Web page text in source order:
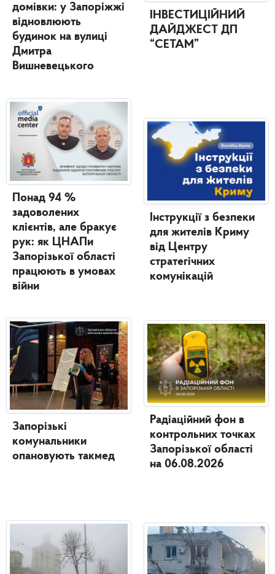
домівки: у Запоріжжі
відновлюють
будинок на вулиці
Дмитра
Вишневецького
Понад 94 %
задоволених
клієнтів, але бракує
рук: як ЦНАПи
Запорізької області
працюють в умовах
війни
Запорізькі
комунальники
опановують такмед
ІНВЕСТИЦІЙНИЙ
ДАЙДЖЕСТ ДП
“СЕТАМ”
Інструкції з безпеки
для жителів Криму
від Центру
стратегічних
комунікацій
Радіаційний фон в
контрольних точках
Запорізької області
на 06.08.2026